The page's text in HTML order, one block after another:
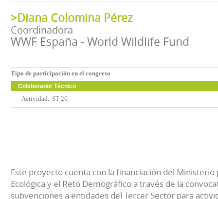
>Diana Colomina Pérez
Coordinadora
WWF España - World Wildlife Fund
Tipo de participación en el congreso
Colaborador Técnico
Actividad: ST-26
Este proyecto cuenta con la financiación del Ministerio
Ecológica y el Reto Demográfico a través de la
subvenciones a entidades del Tercer Sector para